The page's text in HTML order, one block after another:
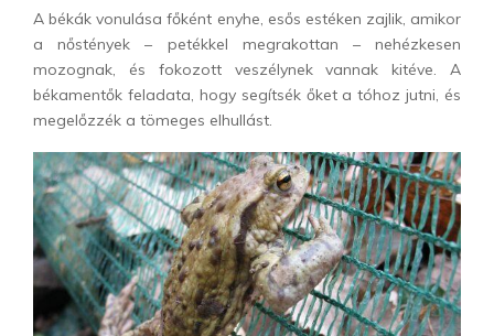
A békák vonulása főként enyhe, esős estéken zajlik, amikor
a nőstények – petékkel megrakottan – nehézkesen
mozognak, és fokozott veszélynek vannak kitéve. A
békamentők feladata, hogy segítsék őket a tóhoz jutni, és
megelőzzék a tömeges elhullást.